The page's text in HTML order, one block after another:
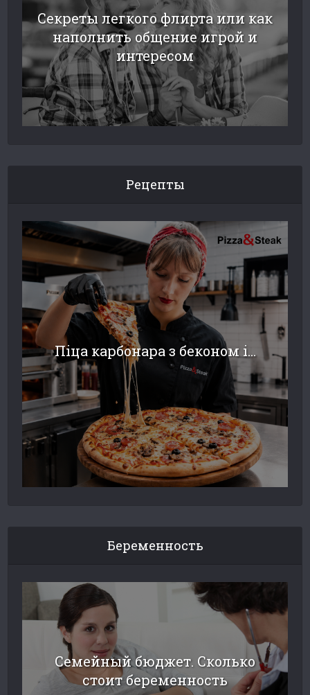
Секреты легкого флирта или как
наполнить общение игрой и
интересом
Рецепты
Піца карбонара з беконом і...
Беременность
Семейный бюджет. Сколько
стоит беременность